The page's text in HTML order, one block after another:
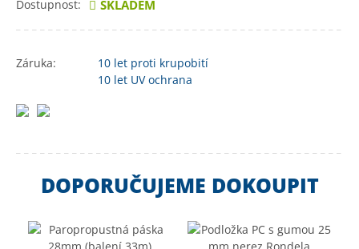
Dostupnost: SKLADEM
Záruka: 10 let proti krupobití
10 let UV ochrana
DOPORUČUJEME DOKOUPIT